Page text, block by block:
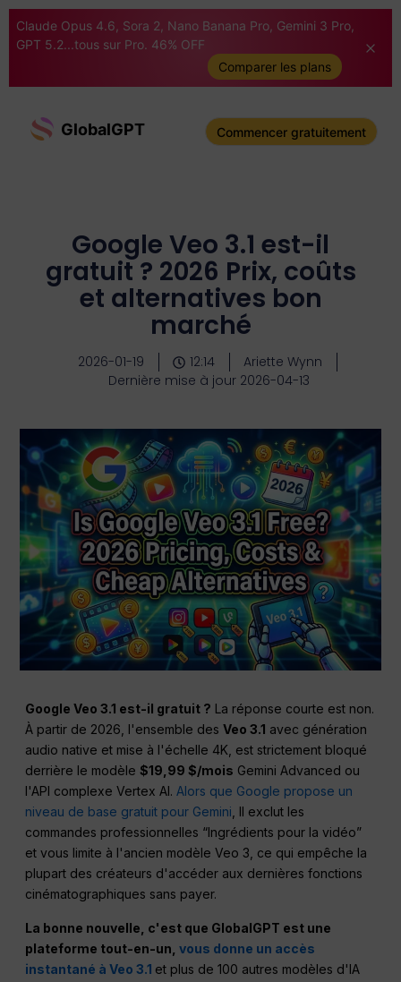
Claude Opus 4.6, Sora 2, Nano Banana Pro, Gemini 3 Pro,
GPT 5.2...tous sur Pro. 46% OFF
Comparer les plans
GlobalGPT Commencer gratuitement
Google Veo 3.1 est-il
gratuit ? 2026 Prix, coûts
et alternatives bon
marché
2026-01-19 12:14
Ariette Wynn
Dernière mise à jour 2026-04-13
Google Veo 3.1 est-il gratuit ? La réponse courte est non.
À partir de 2026, l'ensemble desVeo 3.1 avec génération
audio native et mise à l'échelle 4K, est strictement bloqué
derrière le modèle$19,99 $/mois Gemini Advanced ou
l'API complexe Vertex AI.Alors que Google propose un
niveau de base gratuit pour Gemini , Il exclut les
commandes professionnelles “Ingrédients pour la vidéo”
et vous limite à l'ancien modèle Veo 3, ce qui empêche la
plupart des créateurs d'accéder aux dernières fonctions
cinématographiques sans payer.
La bonne nouvelle, c'est que GlobalGPT est une
plateforme tout-en-un,vous donne un accès
instantané à Veo 3.1 et plus de 100 autres modèles d'IA